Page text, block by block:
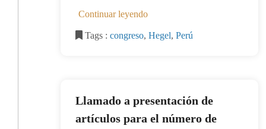
Continuar leyendo
Tags : congreso, Hegel, Perú
Llamado a presentación de
artículos para el número de